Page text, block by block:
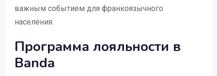
важным событием для франкоязычного
населения.
Программа лояльности в
Banda